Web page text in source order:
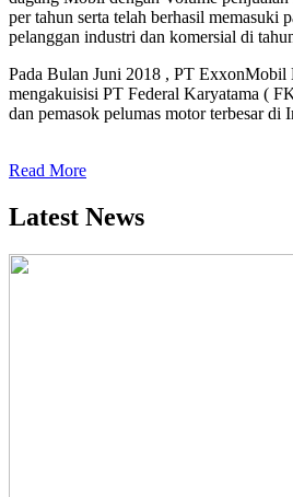
per tahun serta telah berhasil memasuki
pelanggan industri dan komersial di
Pada Bulan Juni 2018 , PT ExxonMobil
mengakuisisi PT Federal Karyatama (
dan pemasok pelumas motor terbesar di
Read More
Latest News